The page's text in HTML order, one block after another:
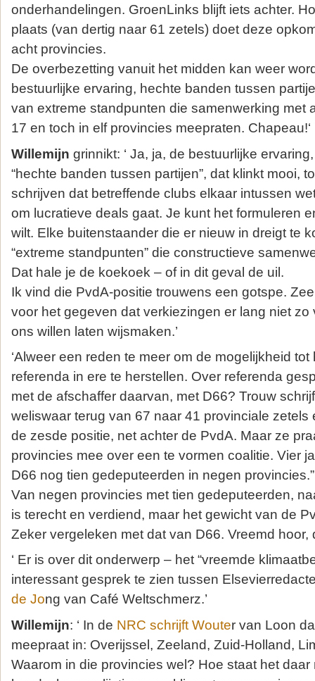
onderhandelingen. GroenLinks blijft iets achter.
plaats (van dertig naar 61 zetels) doet deze
acht provincies.
De overbezetting vanuit het midden kan weer
bestuurlijke ervaring, hechte banden tussen
van extreme standpunten die samenwerking met
17 en toch in elf provincies meepraten. Chapeau!‘
Willemijn grinnikt: ‘ Ja, ja, de bestuurlijke
“hechte banden tussen partijen”, dat klinkt mooi,
schrijven dat betreffende clubs elkaar intussen
om lucratieve deals gaat. Je kunt het formuleren
wilt. Elke buitenstaander die er nieuw in dreigt te
“extreme standpunten” die constructieve
Dat hale je de koekoek – of in dit geval de uil.
Ik vind die PvdA-positie trouwens een gotspe.
voor het gegeven dat verkiezingen er lang niet zo
ons willen laten wijsmaken.’
‘Alweer een reden te meer om de mogelijkheid
referenda in ere te herstellen. Over referenda
met de afschaffer daarvan, met D66? Trouw
weliswaar terug van 67 naar 41 provinciale zetels
de zesde positie, net achter de PvdA. Maar ze
provincies mee over een te vormen coalitie. Vier
D66 nog tien gedeputeerden in negen provincies.”
Van negen provincies met tien gedeputeerden,
is terecht en verdiend, maar het gewicht van de
Zeker vergeleken met dat van D66. Vreemd hoor,
‘ Er is over dit onderwerp – het “vreemde
interessant gesprek te zien tussen
de Jong van Café Weltschmerz.’
Willemijn: ‘ In de NRC schrijft Wouter van Loon
meepraat in: Overijssel, Zeeland, Zuid-Holland,
Waarom in die provincies wel? Hoe staat het